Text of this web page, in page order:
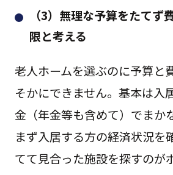
（3）無理な予算をたてず
限と考える
老人ホームを選ぶのに予算と
そかにできません。基本は入
金（年金等も含めて）でまか
まず入居する方の経済状況を
てて見合った施設を探すのが